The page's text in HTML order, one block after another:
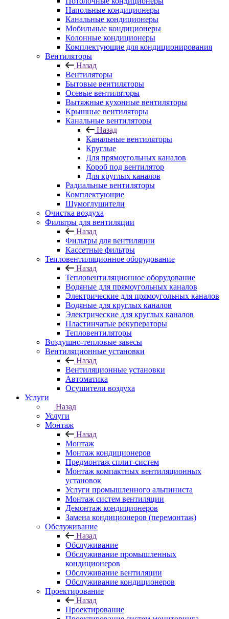
Напольные кондиционеры
Канальные кондиционеры
Мобильные кондиционеры
Колонные кондиционеры
Комплектующие для кондиционирования
Вентиляторы
Назад
Вентиляторы
Бытовые вентиляторы
Осевые вентиляторы
Вытяжные кухонные вентиляторы
Крышные вентиляторы
Канальные вентиляторы
Назад
Канальные вентиляторы
Круглые
Для прямоугольных каналов
Короб под вентилятор
Для круглых каналов
Радиальные вентиляторы
Комплектующие
Шумоглушители
Очистка воздуха
Фильтры для вентиляции
Назад
Фильтры для вентиляции
Кассетные фильтры
Тепловентиляционное оборудование
Назад
Тепловентиляционное оборудование
Водяные для прямоугольных каналов
Электрические для прямоугольных каналов
Водяные для круглых каналов
Электрические для круглых каналов
Пластинчатые рекуператоры
Тепловентиляторы
Воздушно-тепловые завесы
Вентиляционные установки
Назад
Вентиляционные установки
Автоматика
Осушители воздуха
Услуги
Назад
Услуги
Монтаж
Назад
Монтаж
Монтаж кондиционеров
Предмонтаж сплит-систем
Монтаж компактных вентиляционных
установок
Услуги промышленного альпиниста
Монтаж систем вентиляции
Демонтаж кондиционеров
Замена кондиционеров (перемонтаж)
Обслуживание
Назад
Обслуживание
Обслуживание промышленных
кондиционеров
Обслуживание вентиляции
Обслуживание кондиционеров
Проектирование
Назад
Проектирование